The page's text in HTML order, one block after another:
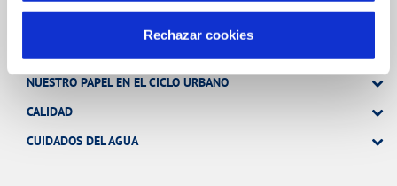
Rechazar cookies
Tu Agua
NUESTRO PAPEL EN EL CICLO URBANO
CALIDAD
CUIDADOS DEL AGUA